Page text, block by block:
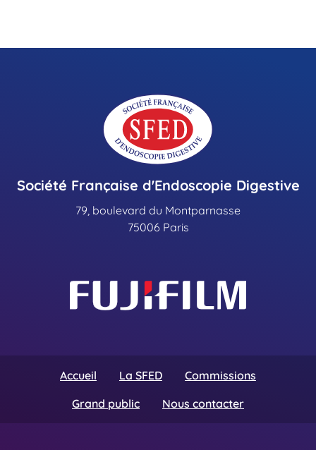
Société Française d'Endoscopie Digestive
79, boulevard du Montparnasse
75006 Paris
Accueil La SFED
Commissions
Grand public
Nous contacter